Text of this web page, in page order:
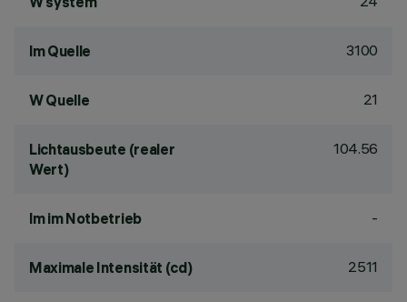
lm Quelle 3100
W Quelle 21
Lichtausbeute (realer
Wert)
104.56
lm im Notbetrieb -
Maximale Intensität (cd) 2511